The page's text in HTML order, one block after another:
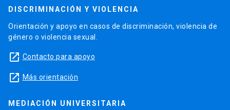
DISCRIMINACIÓN Y VIOLENCIA
Orientación y apoyo en casos de discriminación, violencia de
género o violencia sexual.
launch Contacto para apoyo
launch Más orientación
MEDIACIÓN UNIVERSITARIA